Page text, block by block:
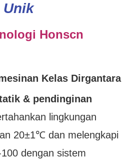
Unik
Honscn
Kelas Dirgantara
& pendinginan
lingkungan
20±1℃ dan melengkapi
dengan sistem